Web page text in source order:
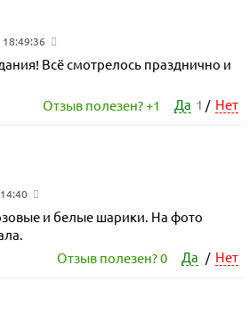
Всё смотрелось празднично и
Да 1 / Нет
Отзыв полезен?+1
и белые шарики. На фото
Да / Нет
Отзыв полезен?0